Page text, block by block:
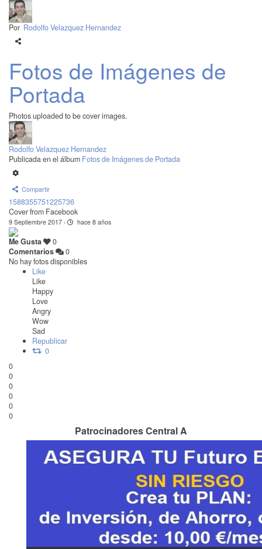
Por Rodolfo Velazquez Hernandez
Fotos de Imágenes de
Portada
Photos uploaded to be cover images.
Rodolfo Velazquez Hernandez
Publicada en el álbum Fotos de Imágenes de Portada
Compartir
1588355751225736
Cover from Facebook
9 Septiembre 2017 · hace 8 años
Me Gusta
0
Comentarios
0
No hay fotos disponibles
Like
Like
Happy
Love
Angry
Wow
Sad
Republicar
0
0
0
0
0
0
0
Patrocinadores Central A